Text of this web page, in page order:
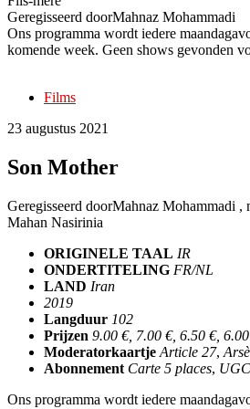
Geregisseerd doorMahnaz Mohammadi
Ons programma wordt iedere
komende week. Geen shows gevonden
Films
23 augustus 2021
Son Mother
Geregisseerd doorMahnaz Mohammadi ,
Mahan Nasirinia
ORIGINELE TAAL IR
ONDERTITELING FR/NL
LAND Iran
2019
Langduur 102
Prijzen 9.00 €, 7.00 €, 6.50 €,
Moderatorkaartje Article 27,
Abonnement Carte 5 places,
Ons programma wordt iedere